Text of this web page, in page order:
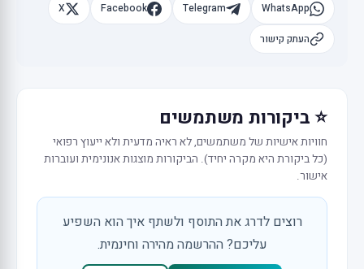
WhatsApp
Telegram
Facebook
X
העתק קישור
⭐ ביקורות משתמשים
חוויות אישיות של משתמשים, לא ראיה מדעית ולא ייעוץ רפואי
(כל ביקורת היא מקרה יחיד). הביקורות מוצגות אנונימית ועוברות
אישור.
רוצים לדרג את התוסף ולשתף איך הוא השפיע
עליכם? ההרשמה מהירה וחינמית.